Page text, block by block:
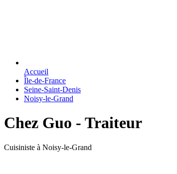
Accueil
Île-de-France
Seine-Saint-Denis
Noisy-le-Grand
Chez Guo - Traiteur
Cuisiniste à Noisy-le-Grand